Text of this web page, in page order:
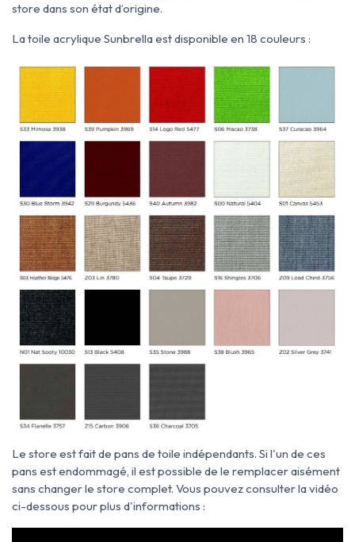
store dans son état d’origine.
La toile acrylique Sunbrella est disponible en 18 couleurs :
Le store est fait de pans de toile indépendants. Si l'un de ces
pans est endommagé, il est possible de le remplacer aisément
sans changer le store complet. Vous pouvez consulter la vidéo
ci-dessous pour plus d'informations :